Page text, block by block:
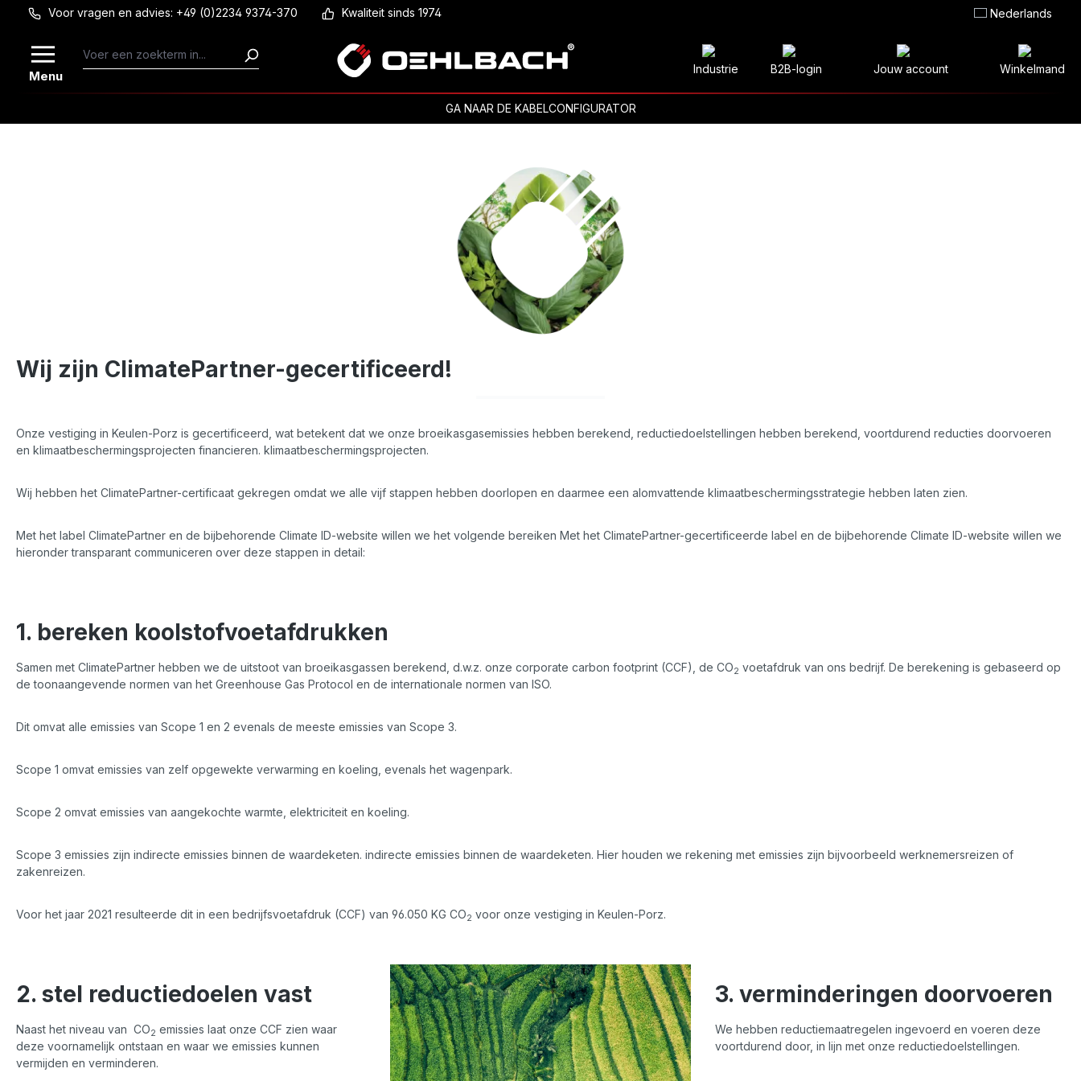
Ga naar de hoofdinhoud
Voor vragen en advies: +49 (0)2234 9374-370 Kwaliteit sinds 1974 Nederlands
Menu Industrie B2B-login Jouw account Winkelmand
GA NAAR DE KABELCONFIGURATOR
Wij zijn ClimatePartner-gecertificeerd!
Onze vestiging in Keulen-Porz is gecertificeerd, wat betekent dat we onze broeikasgasemissies hebben berekend, reductiedoelstellingen hebben berekend, voortdurend reducties doorvoeren
en klimaatbeschermingsprojecten financieren. klimaatbeschermingsprojecten.
Wij hebben het ClimatePartner-certificaat gekregen omdat we alle vijf stappen hebben doorlopen en daarmee een alomvattende klimaatbeschermingsstrategie hebben laten zien.
Met het label ClimatePartner en de bijbehorende Climate ID-website willen we het volgende bereiken Met het ClimatePartner-gecertificeerde label en de bijbehorende Climate ID-website willen we
hieronder transparant communiceren over deze stappen in detail:
1. bereken koolstofvoetafdrukken
Samen met ClimatePartner hebben we de uitstoot van broeikasgassen berekend, d.w.z. onze corporate carbon footprint (CCF), de CO2 voetafdruk van ons bedrijf. De berekening is gebaseerd op
de toonaangevende normen van het Greenhouse Gas Protocol en de internationale normen van ISO.
Dit omvat alle emissies van Scope 1 en 2 evenals de meeste emissies van Scope 3.
Scope 1 omvat emissies van zelf opgewekte verwarming en koeling, evenals het wagenpark.
Scope 2 omvat emissies van aangekochte warmte, elektriciteit en koeling.
Scope 3 emissies zijn indirecte emissies binnen de waardeketen. indirecte emissies binnen de waardeketen. Hier houden we rekening met emissies zijn bijvoorbeeld werknemersreizen of
zakenreizen.
Voor het jaar 2021 resulteerde dit in een bedrijfsvoetafdruk (CCF) van 96.050 KG CO2 voor onze vestiging in Keulen-Porz.
2. stel reductiedoelen vast
Naast het niveau van CO2 emissies laat onze CCF zien waar
deze voornamelijk ontstaan en waar we emissies kunnen
vermijden en verminderen.
3. verminderingen doorvoeren
We hebben reductiemaatregelen ingevoerd en voeren deze
voortdurend door, in lijn met onze reductiedoelstellingen.